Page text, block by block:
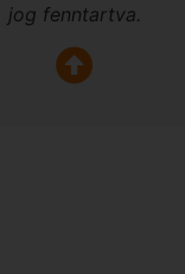
jog fenntartva.